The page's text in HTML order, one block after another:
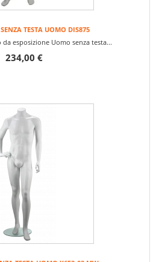
TESTA UOMO DIS875
esposizione Uomo senza testa...
234,00 €